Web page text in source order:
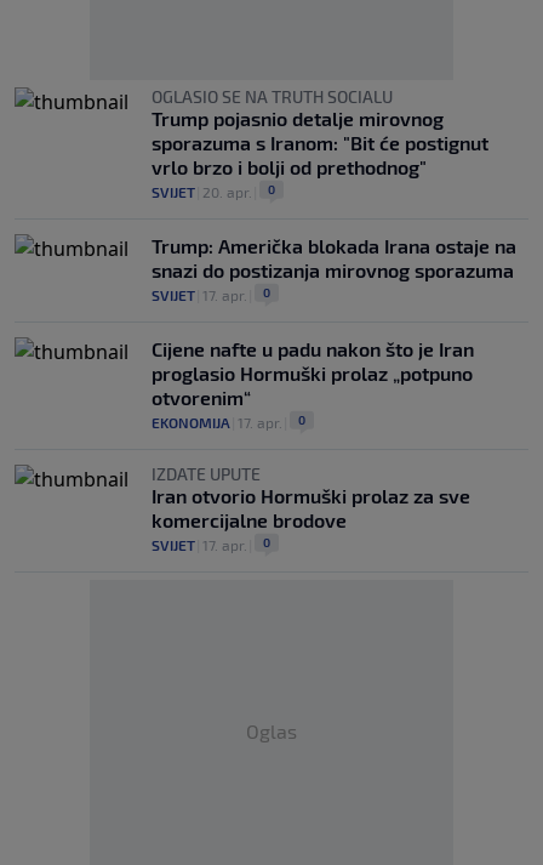
OGLASIO SE NA TRUTH SOCIALU
Trump pojasnio detalje mirovnog
sporazuma s Iranom: "Bit će postignut
vrlo brzo i bolji od prethodnog"
SVIJET 20. apr. 0
Trump: Američka blokada Irana ostaje na
snazi do postizanja mirovnog sporazuma
SVIJET 17. apr. 0
Cijene nafte u padu nakon što je Iran
proglasio Hormuški prolaz „potpuno
otvorenim“
EKONOMIJA 17. apr. 0
IZDATE UPUTE
Iran otvorio Hormuški prolaz za sve
komercijalne brodove
SVIJET 17. apr. 0
Oglas